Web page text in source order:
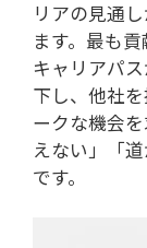
リアの見通
ます。最も
キャリアパ
下し、他社
ークな機会
えない」「
です。